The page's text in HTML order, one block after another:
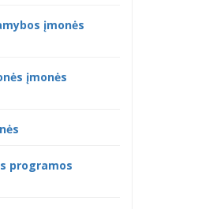
įmonės
įmonės
programos